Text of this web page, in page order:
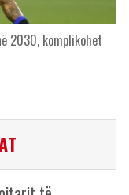
2030, komplikohet